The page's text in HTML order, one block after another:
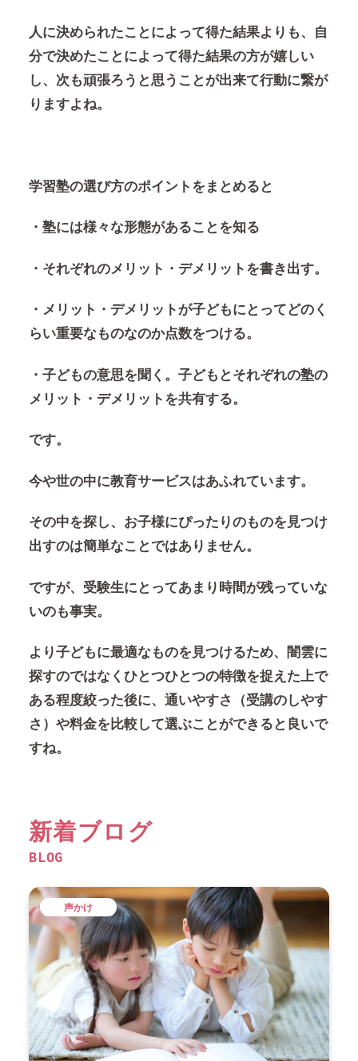
人に決められたことによって得た結果よりも、
自
分で決めたことによって得た結果の方が嬉しい
し、次も頑張ろうと思うことが出来て行動に繋が
りますよね。
学習塾の選び方のポイントをまとめると
・塾には様々な形態があることを知る
・それぞれのメリット・デメリットを書き出す。
・メリット・デメリットが子どもにとってどのく
らい重要なものなのか点数をつける。
・子どもの意思を聞く。子どもとそれぞれの塾の
メリット・デメリットを共有する。
です。
今や世の中に教育サービスはあふれています。
その中を探し、お子様にぴったりのものを見つけ
出すのは簡単なことではありません。
ですが、受験生にとってあまり時間が残っていな
いのも事実。
より子どもに最適なものを見つけるため、闇雲に
探すのではなくひとつひとつの特徴を捉えた上で
ある程度絞った後に、通いやすさ（受講のしやす
さ）や料金を比較して選ぶことができると良いで
すね。
新着ブログ
BLOG
声かけ